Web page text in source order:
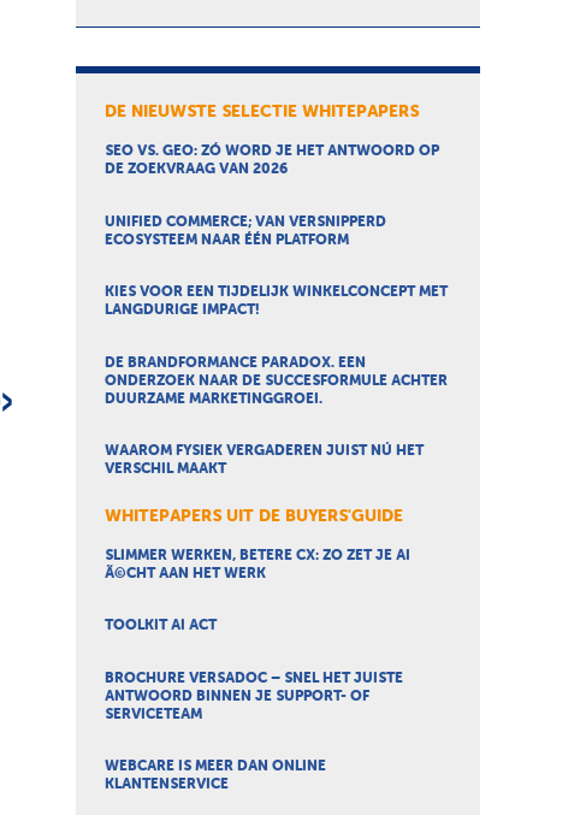
DE NIEUWSTE SELECTIE WHITEPAPERS
SEO VS. GEO: ZÓ WORD JE HET ANTWOORD OP
DE ZOEKVRAAG VAN 2026
UNIFIED COMMERCE; VAN VERSNIPPERD
ECOSYSTEEM NAAR ÉÉN PLATFORM
KIES VOOR EEN TIJDELIJK WINKELCONCEPT MET
LANGDURIGE IMPACT!
DE BRANDFORMANCE PARADOX. EEN
ONDERZOEK NAAR DE SUCCESFORMULE ACHTER
DUURZAME MARKETINGGROEI.
WAAROM FYSIEK VERGADEREN JUIST NÚ HET
VERSCHIL MAAKT
WHITEPAPERS UIT DE BUYERS'GUIDE
SLIMMER WERKEN, BETERE CX: ZO ZET JE AI
Ã©CHT AAN HET WERK
TOOLKIT AI ACT
BROCHURE VERSADOC – SNEL HET JUISTE
ANTWOORD BINNEN JE SUPPORT- OF
SERVICETEAM
WEBCARE IS MEER DAN ONLINE
KLANTENSERVICE